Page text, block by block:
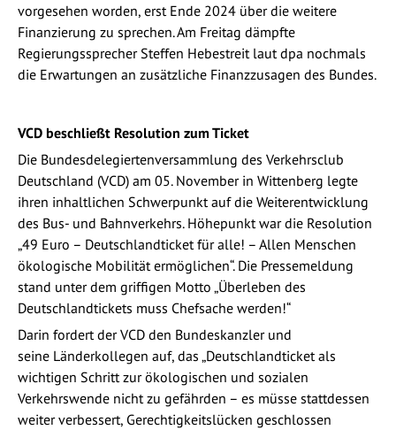
vorgesehen worden, erst Ende 2024 über die weitere
Finanzierung zu sprechen. Am Freitag dämpfte
Regierungssprecher Steffen Hebestreit laut dpa nochmals
die Erwartungen an zusätzliche Finanzzusagen des Bundes.
VCD beschließt Resolution zum Ticket
Die Bundesdelegiertenversammlung des Verkehrsclub
Deutschland (VCD) am 05. November in Wittenberg legte
ihren inhaltlichen Schwerpunkt auf die Weiterentwicklung
des Bus- und Bahnverkehrs. Höhepunkt war die Resolution
„49 Euro – Deutschlandticket für alle! – Allen Menschen
ökologische Mobilität ermöglichen“. Die Pressemeldung
stand unter dem griffigen Motto „Überleben des
Deutschlandtickets muss Chefsache werden!“
Darin fordert der VCD den Bundeskanzler und
seine Länderkollegen auf, das „Deutschlandticket als
wichtigen Schritt zur ökologischen und sozialen
Verkehrswende nicht zu gefährden – es müsse stattdessen
weiter verbessert, Gerechtigkeitslücken geschlossen